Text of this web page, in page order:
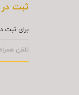
ثبت در
برای ثبت